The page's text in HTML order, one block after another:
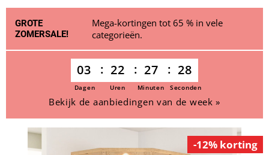
GROTE
ZOMERSALE!
Mega-kortingen tot 65 % in vele
categorieën.
03 22 27 28
Dagen Uren Minuten Seconden
Bekijk de aanbiedingen van de week »
-12% korting